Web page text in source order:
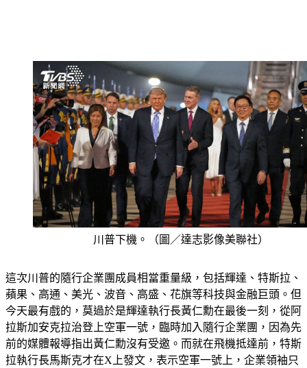
這次川普的隨行企業團成員相當重量級，包括輝達、特斯拉、
蘋果、高通、美光、波音、高盛、花旗等科技與金融巨頭。但
今天最有戲的，莫過於是輝達執行長黃仁勳在最後一刻，從阿
拉斯加安克拉治登上空軍一號，臨時加入隨行企業團，因為先
前的媒體報導指出黃仁勳沒有受邀。而就在飛機抵達前，特斯